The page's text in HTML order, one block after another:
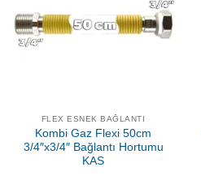
FLEX ESNEK BAĞLANTI
Kombi Gaz Flexi 50cm
3/4″x3/4″ Bağlantı Hortumu
KAS